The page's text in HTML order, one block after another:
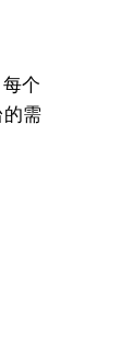
个
的需